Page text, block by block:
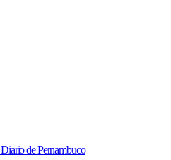
Diario de Pernambuco